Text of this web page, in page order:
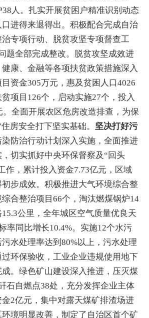
人 。 扎实开展贫困户精准识别动态
进得来退得出。 积极配合完成自治
专项行动、脱贫攻坚专项督查工
题全部完成整改。 脱贫攻坚成效进
健康、金融等各项扶贫政策措施深入
资金305万元，惠及贫困人口 4026
项目126个， 启动实施27个，投入
。 全面开展农区危房改造排查 ，为保
住房安全打下坚实基础。 坚决打好污
染防治行动计划深入实施， 全面推进
切实抓好中央环保督察及“回头
作， 累计投入资金7.73亿元，区域
步成效。积极推进大气环境综合整
合整治项目66个， 淘汰燃煤锅炉14
公里， 全年城区空气质量优良天
率同比增长10.4%。 实施12个水污
水处理率达到 80%以上 ， 污水处理
环保验收 ， 工业企业违规使用地下
。 绿色矿山建设深入推进，压灭煤
石自燃点38处 ，充分发挥企业主体
2亿元，集中对露天煤矿排渣场进
境明显改善， 制定了 自治区首个矿